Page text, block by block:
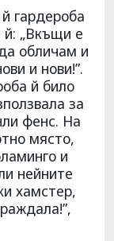
гардероба
й: „Вкъщи е
обличам и
и нови!”.
й било
за
фенс. На
място,
и
нейните
хамстер,